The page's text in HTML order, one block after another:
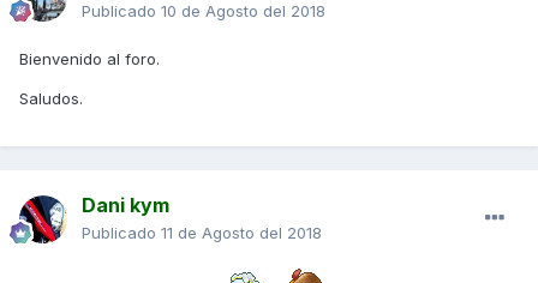
Publicado 10 de Agosto del 2018
Bienvenido al foro.
Saludos.
Dani kym
Publicado 11 de Agosto del 2018